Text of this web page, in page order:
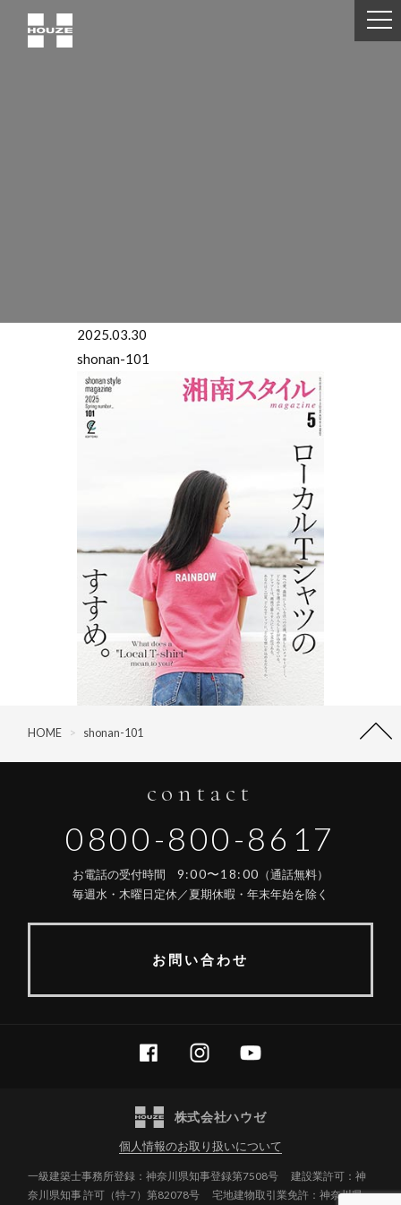
2025.03.30
shonan-101
HOME > shonan-101
contact
0800-800-8617
お電話の受付時間 9:00〜18:00 （通話無料）
毎週水・木曜日定休／夏期休暇・年末年始を除く
お問い合わせ
FACEBOOKINSTAGRAM
株式会社ハウゼ
個人情報のお取り扱いについて
一級建築士事務所登録：神奈川県知事登録第7508号
建設業許可：神
奈川県知事 許可（特-7）第82078号
宅地建物取引業免許：神奈川県